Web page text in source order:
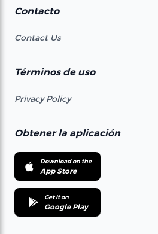
Contacto
Contact Us
Términos de uso
Privacy Policy
Obtener la aplicación
Download on the
App Store
Get it on
Google Play